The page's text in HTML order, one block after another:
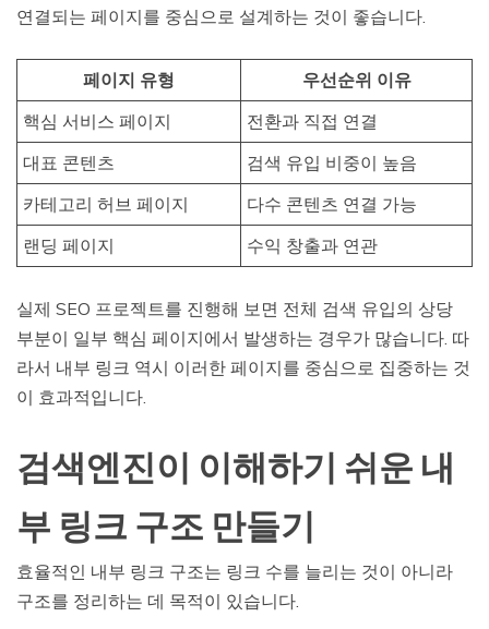
연결되는 페이지를 중심으로 설계하는 것이 좋습니다.
페이지 유형
우선순위 이유
핵심 서비스 페이지
전환과 직접 연결
대표 콘텐츠
검색 유입 비중이 높음
카테고리 허브 페이지
다수 콘텐츠 연결 가능
랜딩 페이지
수익 창출과 연관
실제 SEO 프로젝트를 진행해 보면 전체 검색 유입의 상당
부분이 일부 핵심 페이지에서 발생하는 경우가 많습니다. 따
라서 내부 링크 역시 이러한 페이지를 중심으로 집중하는 것
이 효과적입니다.
검색엔진이 이해하기 쉬운 내
부 링크 구조 만들기
효율적인 내부 링크 구조는 링크 수를 늘리는 것이 아니라
구조를 정리하는 데 목적이 있습니다.